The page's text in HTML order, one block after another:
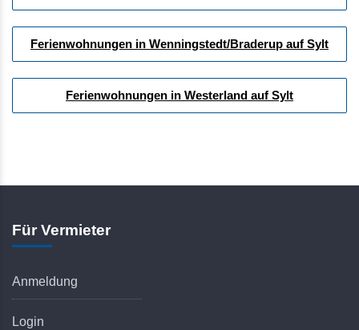
Ferienwohnungen in Wenningstedt/Braderup auf Sylt
Ferienwohnungen in Westerland auf Sylt
Für Vermieter
Anmeldung
Login